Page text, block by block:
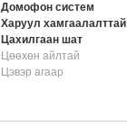
Домофон систем
Харуул хамгаалалттай
Цахилгаан шат
Цөөхөн айлтай
Цэвэр агаар